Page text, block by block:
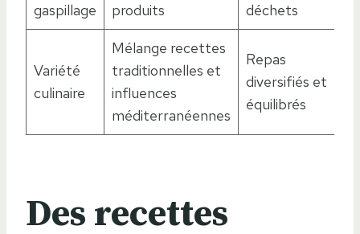
gaspillage
produits
déchets
Variété
culinaire
Mélange recettes
traditionnelles et
influences
méditerranéennes
Repas
diversifiés et
équilibrés
Des recettes